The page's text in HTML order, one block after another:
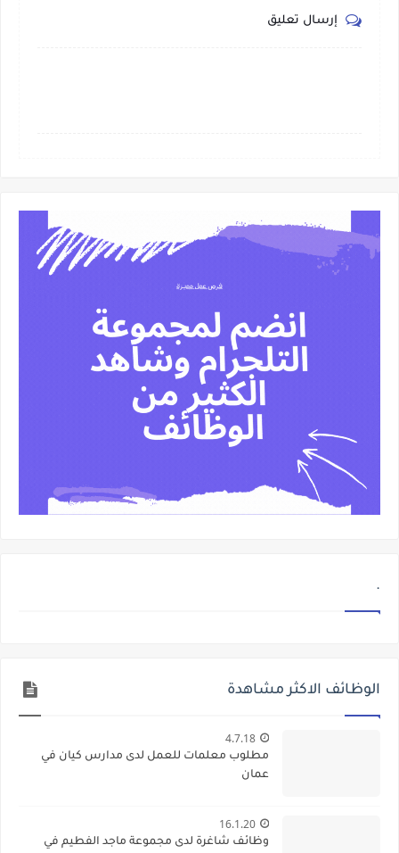
إرسال تعليق
.
الوظائف الاكثر مشاهدة
4.7.18
مطلوب معلمات للعمل لدى مدارس كيان في
عمان
16.1.20
وظائف شاغرة لدى مجموعة ماجد الفطيم في